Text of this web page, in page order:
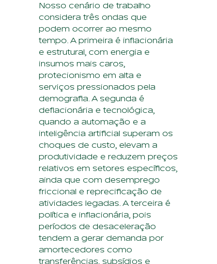
Nosso cenário de trabalho
considera três ondas que
podem ocorrer ao mesmo
tempo. A primeira é inflacionária
e estrutural, com energia e
insumos mais caros,
protecionismo em alta e
serviços pressionados pela
demografia. A segunda é
deflacionária e tecnológica,
quando a automação e a
inteligência artificial superam os
choques de custo, elevam a
produtividade e reduzem preços
relativos em setores específicos,
ainda que com desemprego
friccional e reprecificação de
atividades legadas. A terceira é
política e inflacionária, pois
períodos de desaceleração
tendem a gerar demanda por
amortecedores como
transferências, subsídios e